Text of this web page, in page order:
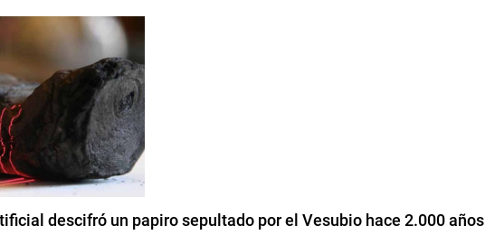
descifró un papiro sepultado por el Vesubio hace 2.000 años